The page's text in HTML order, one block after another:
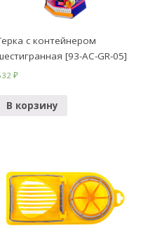
с контейнером
[93-AC-GR-05]
₽
В корзину